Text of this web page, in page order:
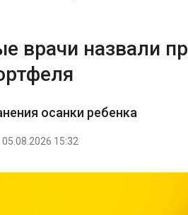
врачи назвали
осанки ребенка
05.08.2026 15:32